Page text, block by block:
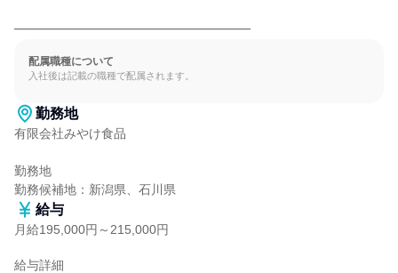
━━━━━━━━━━━━━━━━━━━
配属職種について
入社後は記載の職種で配属されます。
勤務地
有限会社みやけ食品
勤務地
勤務候補地：新潟県、石川県
給与
月給195,000円～215,000円
給与詳細